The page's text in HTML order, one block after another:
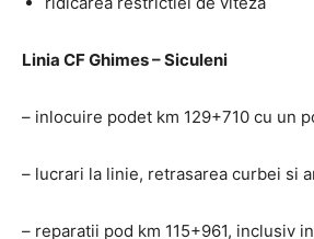
Linia CF Ghimes – Siculeni
– inlocuire podet km 129+710 cu un
– lucrari la linie, retrasarea curbei si
– reparatii pod km 115+961, inclusiv